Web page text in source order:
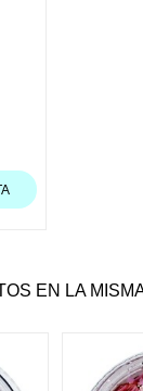
EN LA